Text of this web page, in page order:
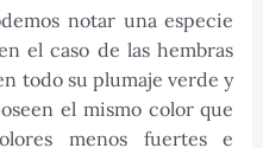
notar una especie
el caso de las hembras
todo su plumaje verde y
el mismo color que
menos fuertes e